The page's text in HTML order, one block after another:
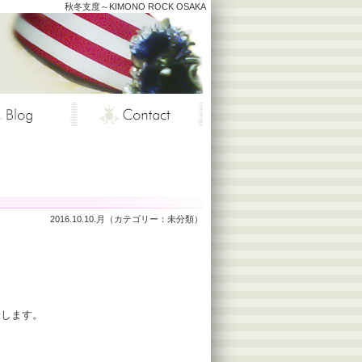
秋冬支度～KIMONO ROCK OSAKA
2016.10.10.月（カテゴリー： 未分類）
ます。